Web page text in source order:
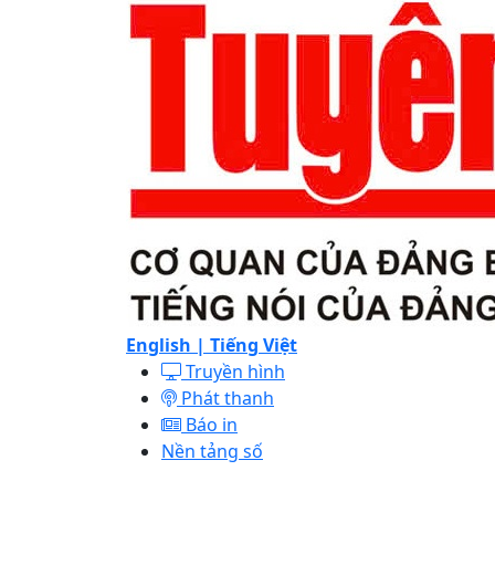
English | Tiếng Việt
Truyền hình
Phát thanh
Báo in
Nền tảng số